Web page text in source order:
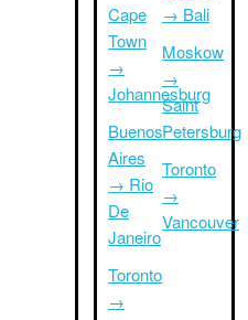
Cape
Town
→
Johannesburg
Buenos
Aires
→ Rio
De
Janeiro
Toronto
→
→ Bali
Moskow
→
Saint
Petersburg
Toronto
→
Vancouver